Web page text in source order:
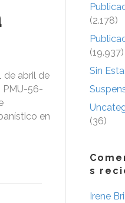
de abril de
PMU-56-
en
(2.178)
(19.937)
Sin
(36)
s
Irene